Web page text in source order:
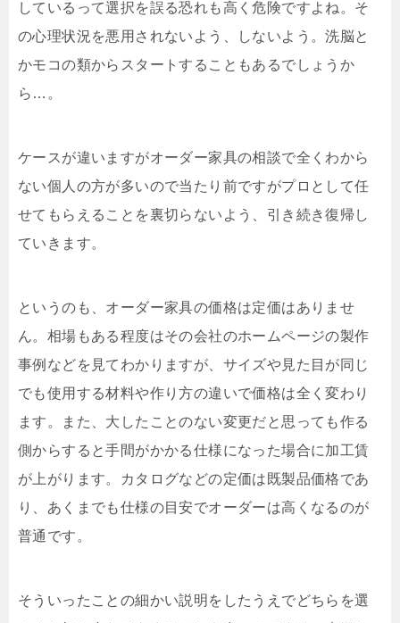
しているって選択を誤る恐れも高く危険ですよね。そ
の心理状況を悪用されないよう、しないよう。洗脳と
かモコの類からスタートすることもあるでしょうか
ら…。
ケースが違いますがオーダー家具の相談で全くわから
ない個人の方が多いので当たり前ですがプロとして任
せてもらえることを裏切らないよう、引き続き復帰し
ていきます。
というのも、オーダー家具の価格は定価はありませ
ん。相場もある程度はその会社のホームページの製作
事例などを見てわかりますが、サイズや見た目が同じ
でも使用する材料や作り方の違いで価格は全く変わり
ます。また、大したことのない変更だと思っても作る
側からすると手間がかかる仕様になった場合に加工賃
が上がります。カタログなどの定価は既製品価格であ
り、あくまでも仕様の目安でオーダーは高くなるのが
普通です。
そういったことの細かい説明をしたうえでどちらを選